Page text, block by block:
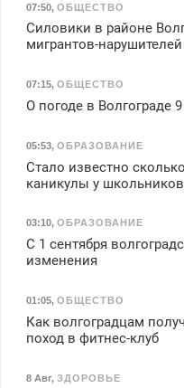
07:50, ОБЩЕСТВО
Силовики в районе
мигрантов-нарушителей
07:15, ОБЩЕСТВО
О погоде в Волгограде
05:53, ОБРАЗОВАНИЕ
Стало известно
каникулы у
03:10, ОБРАЗОВАНИЕ
С 1 сентября
изменения
01:05, ОБЩЕСТВО
Как волгоградцам
поход в фитнес-клуб
8 Авг, ЗДОРОВЬЕ